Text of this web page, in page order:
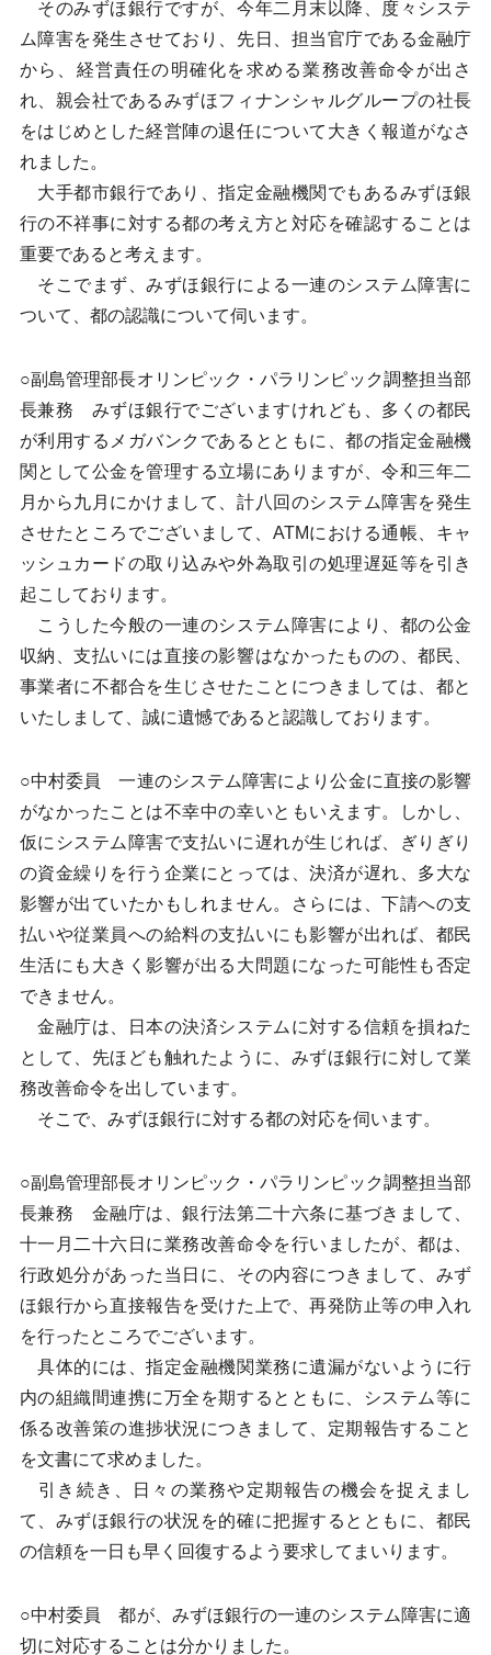
そのみずほ銀行ですが、今年二月末以降、度々システ
ム障害を発生させており、先日、担当官庁である金融庁
から、経営責任の明確化を求める業務改善命令が出さ
れ、親会社であるみずほフィナンシャルグループの社長
をはじめとした経営陣の退任について大きく報道がなさ
れました。
大手都市銀行であり、指定金融機関でもあるみずほ銀
行の不祥事に対する都の考え方と対応を確認することは
重要であると考えます。
そこでまず、みずほ銀行による一連のシステム障害に
ついて、都の認識について伺います。
○副島管理部長オリンピック・パラリンピック調整担当部
長兼務 みずほ銀行でございますけれども、多くの都民
が利用するメガバンクであるとともに、都の指定金融機
関として公金を管理する立場にありますが、令和三年二
月から九月にかけまして、計八回のシステム障害を発生
させたところでございまして、ATMにおける通帳、キャ
ッシュカードの取り込みや外為取引の処理遅延等を引き
起こしております。
こうした今般の一連のシステム障害により、都の公金
収納、支払いには直接の影響はなかったものの、都民、
事業者に不都合を生じさせたことにつきましては、都と
いたしまして、誠に遺憾であると認識しております。
○中村委員 一連のシステム障害により公金に直接の影響
がなかったことは不幸中の幸いともいえます。しかし、
仮にシステム障害で支払いに遅れが生じれば、ぎりぎり
の資金繰りを行う企業にとっては、決済が遅れ、多大な
影響が出ていたかもしれません。さらには、下請への支
払いや従業員への給料の支払いにも影響が出れば、都民
生活にも大きく影響が出る大問題になった可能性も否定
できません。
金融庁は、日本の決済システムに対する信頼を損ねた
として、先ほども触れたように、みずほ銀行に対して業
務改善命令を出しています。
そこで、みずほ銀行に対する都の対応を伺います。
○副島管理部長オリンピック・パラリンピック調整担当部
長兼務 金融庁は、銀行法第二十六条に基づきまして、
十一月二十六日に業務改善命令を行いましたが、都は、
行政処分があった当日に、その内容につきまして、みず
ほ銀行から直接報告を受けた上で、再発防止等の申入れ
を行ったところでございます。
具体的には、指定金融機関業務に遺漏がないように行
内の組織間連携に万全を期するとともに、システム等に
係る改善策の進捗状況につきまして、定期報告すること
を文書にて求めました。
引き続き、日々の業務や定期報告の機会を捉えまし
て、みずほ銀行の状況を的確に把握するとともに、都民
の信頼を一日も早く回復するよう要求してまいります。
○中村委員 都が、みずほ銀行の一連のシステム障害に適
切に対応することは分かりました。